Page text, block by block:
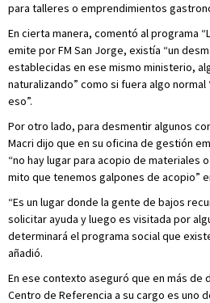
para talleres o emprendimientos
En cierta manera, comentó al programa
emite por FM San Jorge, existía “un
establecidas en ese mismo ministerio,
naturalizando” como si fuera algo
eso”.
Por otro lado, para desmentir algunos
Macri dijo que en su oficina de gestión
“no hay lugar para acopio de materiales
mito que tenemos galpones de acopio”
“Es un lugar donde la gente de bajos
solicitar ayuda y luego es visitada por
determinará el programa social que
añadió.
En ese contexto aseguró que en más de
Centro de Referencia a su cargo es uno